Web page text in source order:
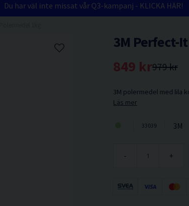
Du har väl inte missat vår Q3-kampanj - KLICKA HÄR!
3M Perfect-
979 kr
849 kr
3M polermedel med lila
Läs mer
33039 3M
- +